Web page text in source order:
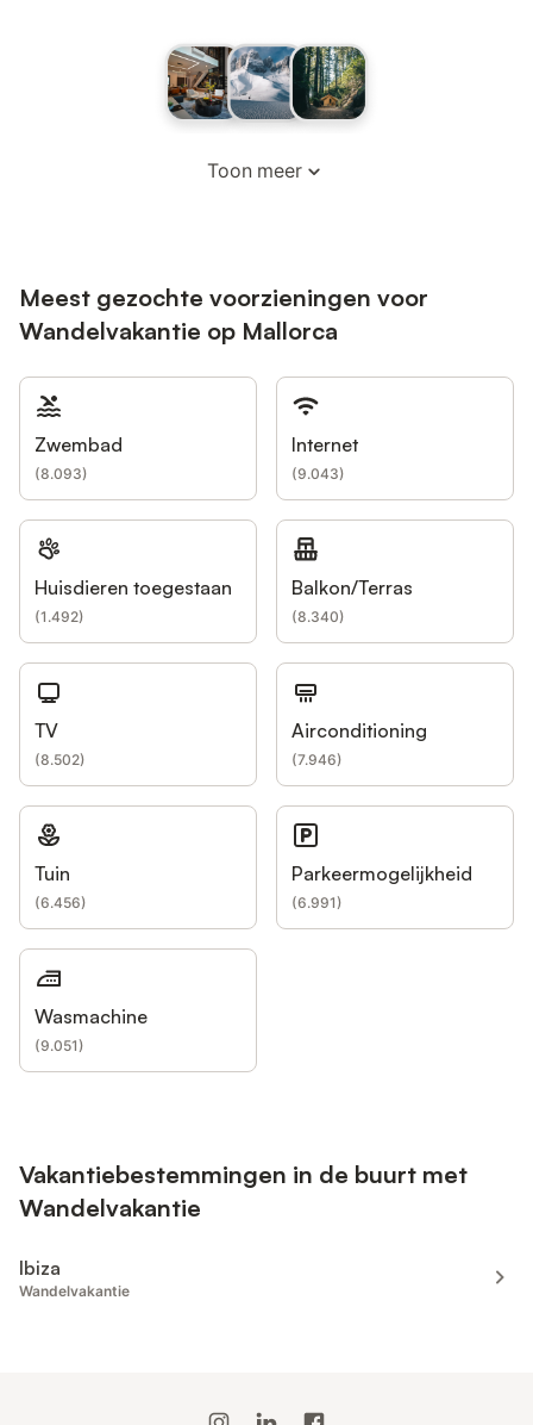
Toon meer
Meest gezochte voorzieningen voor
Wandelvakantie op Mallorca
Zwembad
(8.093)
Internet
(9.043)
Huisdieren toegestaan
(1.492)
Balkon/Terras
(8.340)
TV
(8.502)
Airconditioning
(7.946)
Tuin
(6.456)
Parkeermogelijkheid
(6.991)
Wasmachine
(9.051)
Vakantiebestemmingen in de buurt met
Wandelvakantie
Ibiza
Wandelvakantie